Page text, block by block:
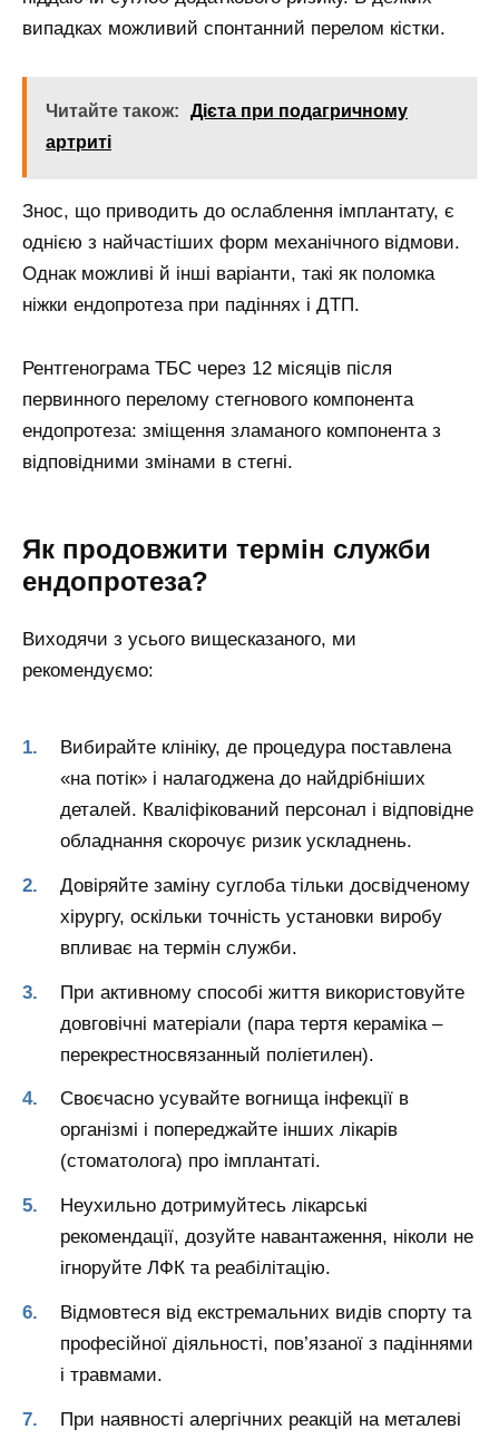
випадках можливий спонтанний перелом кістки.
Читайте також:
Дієта при подагричному
артриті
Знос, що приводить до ослаблення імплантату, є
однією з найчастіших форм механічного відмови.
Однак можливі й інші варіанти, такі як поломка
ніжки ендопротеза при падіннях і ДТП.
Рентгенограма ТБС через 12 місяців після
первинного перелому стегнового компонента
ендопротеза: зміщення зламаного компонента з
відповідними змінами в стегні.
Як продовжити термін служби
ендопротеза?
Виходячи з усього вищесказаного, ми
рекомендуємо:
Вибирайте клініку, де процедура поставлена
«на потік» і налагоджена до найдрібніших
деталей. Кваліфікований персонал і відповідне
обладнання скорочує ризик ускладнень.
Довіряйте заміну суглоба тільки досвідченому
хірургу, оскільки точність установки виробу
впливає на термін служби.
При активному способі життя використовуйте
довговічні матеріали (пара тертя кераміка –
перекрестносвязанный поліетилен).
Своєчасно усувайте вогнища інфекції в
організмі і попереджайте інших лікарів
(стоматолога) про імплантаті.
Неухильно дотримуйтесь лікарські
рекомендації, дозуйте навантаження, ніколи не
ігноруйте ЛФК та реабілітацію.
Відмовтеся від екстремальних видів спорту та
професійної діяльності, пов’язаної з падіннями
і травмами.
При наявності алергічних реакцій на металеві